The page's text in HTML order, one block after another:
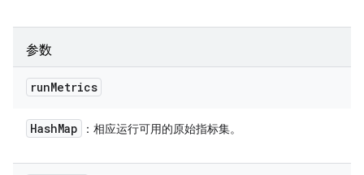
参数
runMetrics
HashMap ：相应运行可用的原始指标集。